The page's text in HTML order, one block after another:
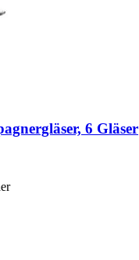
6 Gläser